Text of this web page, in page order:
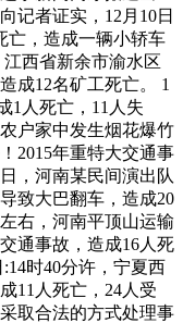
记者证实，12月10日
亡，造成一辆小轿车
西省新余市渝水区
成12名矿工死亡。 1
1人死亡，11人失
户家中发生烟花爆竹
2015年重特大交通事
，河南某民间演出队
致大巴翻车，造成20
右，河南平顶山运输
通事故，造成16人死
时40分许，宁夏西
11人死亡，24人受
取合法的方式处理事